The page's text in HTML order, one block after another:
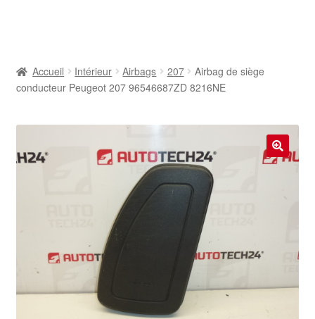
Contact
Livraison
Livraison internationale
Panier
Accueil Intérieur Airbags 207
Airbag de siège
conducteur Peugeot 207 96546687ZD 8216NE
🔍